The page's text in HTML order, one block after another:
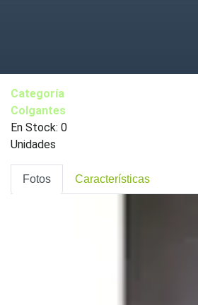
Categoría
Colgantes
En Stock: 0
Unidades
Fotos Características